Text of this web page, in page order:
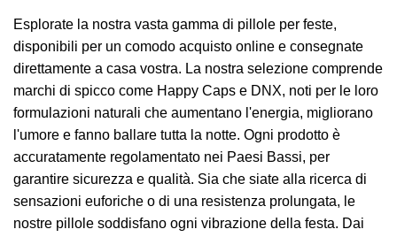
Esplorate la nostra vasta gamma di pillole per feste,
disponibili per un comodo acquisto online e consegnate
direttamente a casa vostra. La nostra selezione comprende
marchi di spicco come Happy Caps e DNX, noti per le loro
formulazioni naturali che aumentano l'energia, migliorano
l'umore e fanno ballare tutta la notte. Ogni prodotto è
accuratamente regolamentato nei Paesi Bassi, per
garantire sicurezza e qualità. Sia che siate alla ricerca di
sensazioni euforiche o di una resistenza prolungata, le
nostre pillole soddisfano ogni vibrazione della festa. Dai